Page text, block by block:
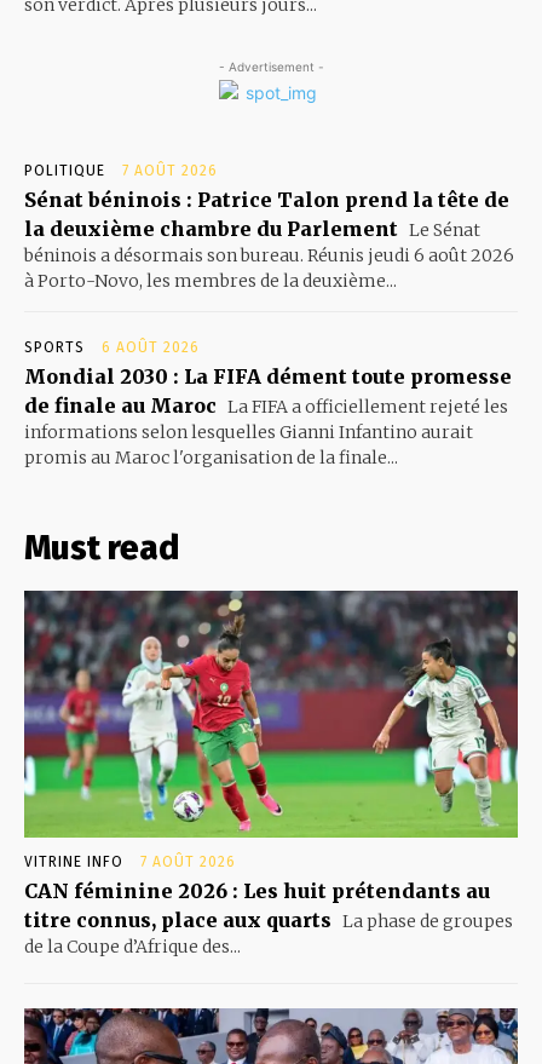
son verdict. Après plusieurs jours...
- Advertisement -
POLITIQUE 7 AOÛT 2026
Sénat béninois : Patrice Talon prend la tête de
la deuxième chambre du Parlement Le Sénat
béninois a désormais son bureau. Réunis jeudi 6 août 2026
à Porto-Novo, les membres de la deuxième...
SPORTS 6 AOÛT 2026
Mondial 2030 : La FIFA dément toute promesse
de finale au Maroc La FIFA a officiellement rejeté les
informations selon lesquelles Gianni Infantino aurait
promis au Maroc l'organisation de la finale...
Must read
VITRINE INFO 7 AOÛT 2026
CAN féminine 2026 : Les huit prétendants au
titre connus, place aux quarts La phase de groupes
de la Coupe d’Afrique des...